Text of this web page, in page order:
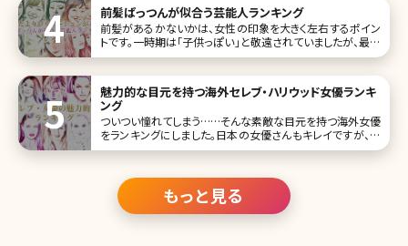
前髪ぱっつんが似合う芸能人ランキング
前髪があるかないかは、女性の印象を大きく左右するポイン
トです。一時期は「子供っぽい」と敬遠されていましたが、最近
はぱっつん前髪を好んでチョイスする人も増えてきています。
していただきたい女性芸能人をランキング形式でご紹介して
いきましょう。
魅力的な目元を持つ海外セレブ・ハリウッド女優ランキ
ング
ついつい憧れてしまう……そんな素敵な目元を持つ海外女優
をランキングにしました。日本の女優さんもキレイですが、海
外のセレブ・女優さんにはまた違った魅力がありますよね。
位オードリー・ヘップバーン View this
もっと見る